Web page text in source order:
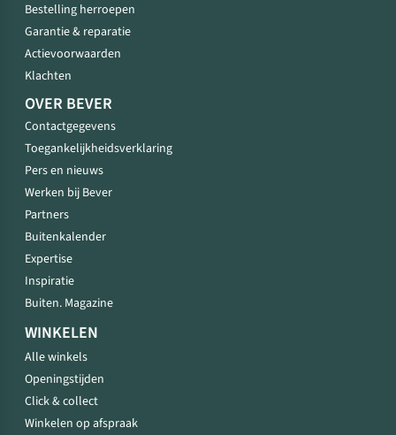
Bestelling herroepen
Garantie & reparatie
Actievoorwaarden
Klachten
OVER BEVER
Contactgegevens
Toegankelijkheidsverklaring
Pers en nieuws
Werken bij Bever
Partners
Buitenkalender
Expertise
Inspiratie
Buiten. Magazine
WINKELEN
Alle winkels
Openingstijden
Click & collect
Winkelen op afspraak